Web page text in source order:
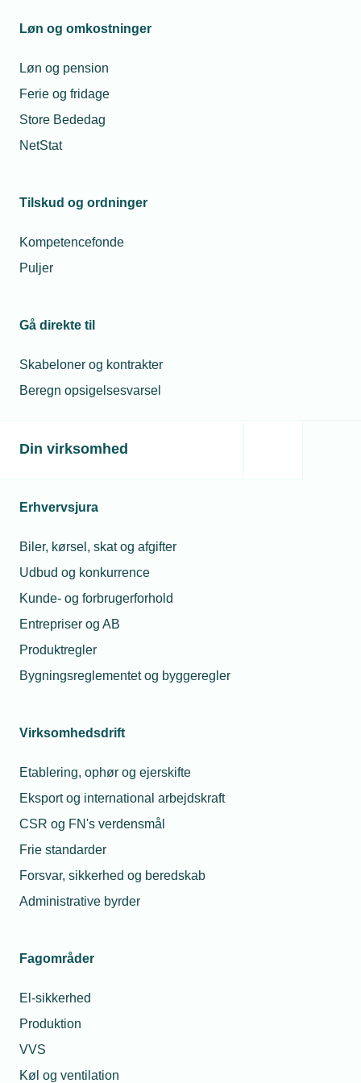
Løn og omkostninger
Løn og pension
Ferie og fridage
Store Bededag
NetStat
Tilskud og ordninger
Kompetencefonde
Puljer
Gå direkte til
Skabeloner og kontrakter
Beregn opsigelsesvarsel
Din virksomhed
Erhvervsjura
Biler, kørsel, skat og afgifter
Udbud og konkurrence
Kunde- og forbrugerforhold
Entrepriser og AB
Produktregler
Bygningsreglementet og byggeregler
Virksomhedsdrift
Etablering, ophør og ejerskifte
Eksport og international arbejdskraft
CSR og FN's verdensmål
Frie standarder
Forsvar, sikkerhed og beredskab
Administrative byrder
Fagområder
El-sikkerhed
Produktion
VVS
Køl og ventilation